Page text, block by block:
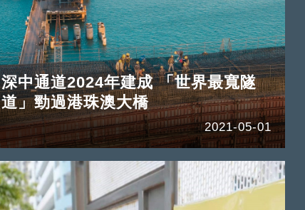
深中通道2024年建成 「世界最寬隧
道」勁過港珠澳大橋
2021-05-01